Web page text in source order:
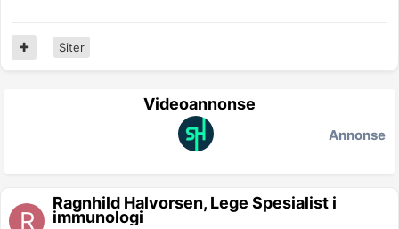
Siter
Videoannonse
Annonse
Ragnhild Halvorsen, Lege Spesialist i
immunologi